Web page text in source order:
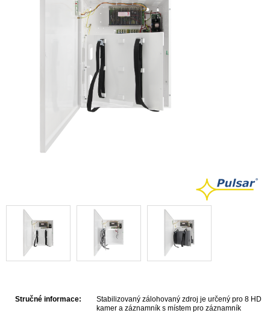
Stručné informace:
Stabilizovaný zálohovaný zdroj je určený pro 8 HD
kamer a záznamník s místem pro záznamník